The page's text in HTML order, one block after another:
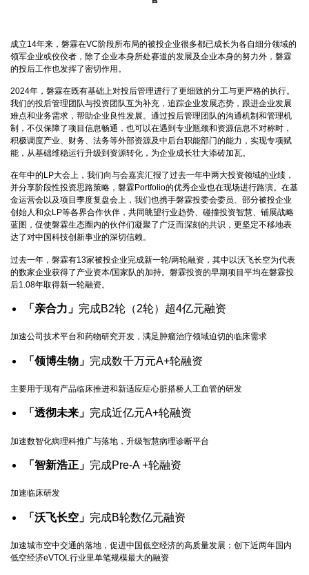
成立14年来，磐霖在VC阶段所布局的被投企业很多都已成长为各自细分领域的
领军企业或佼佼者，除了企业本身所处赛道的发展及企业本身的努力外，磐霖
的投后工作也发挥了密切作用。
2024年，磐霖在既有基础上对投后管理进行了更细致的分工与更严格的执行。
我们的投后管理团队与投资团队互为补充，追踪企业发展态势，跟进企业发展
难点和业务需求，帮助企业良性发展。通过投后管理团队的沟通机制和管理机
制，不仅保障了项目信息畅通，也可以在遇到专业瓶颈和资源信息不对称时，
积极调度产业、财务、法务等外部资源及中后台职能部门的能力，实现专项赋
能，从基础维稳运行升级到资源转化，为企业成长壮大添砖加瓦。
在年中的LP大会上，我们向与会嘉宾汇报了过去一年中两大投资领域的业绩，
并分享阶段性投资思路策略，磐霖Portfolio的优秀企业也在现场进行路演。在基
金运营会以及项目季度复盘会上，我们也携手磐霖投委会委员、部分被投企业
创始人和众LP等各界合作伙伴，共同眺望行业趋势、碰撞投资智慧、铺展战略
蓝图，促使磐霖生态圈内的伙伴们凝聚了广泛而深刻的共识，更坚定不移地表
达了对中国科技创新事业的深切信赖。
过去一年，磐霖有13家被投企业完成新一轮/两轮融资，其中以沃飞长空为代表
的数家企业获得了产业资本/国家队的加持。磐霖投资的早期项目平均在磐霖投
后1.08年取得新一轮融资。
「亲合力」 完成B2轮（2轮）超4亿元融资
加速公司技术平台和药物研究开发，满足肿瘤治疗领域迫切的临床需求
「领博生物」 完成数千万元A+轮融资
主要用于现有产品临床推进和新适应症心脏搭桥人工血管的研发
「透彻未来」 完成近亿元A+轮融资
加速数智化病理科推广与落地，升级智慧病理诊断平台
「智新浩正」 完成Pre-A +轮融资
加速临床研发
「沃飞长空」 完成B轮数亿元融资
加速城市空中交通的落地，促进中国低空经济的高质量发展；创下近两年国内
低空经济eVTOL行业里单笔规模最大的融资